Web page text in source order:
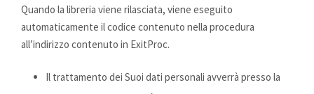
Quando la libreria viene rilasciata, viene eseguito
automaticamente il codice contenuto nella procedura
all’indirizzo contenuto in ExitProc.
Il trattamento dei Suoi dati personali avverrà presso la